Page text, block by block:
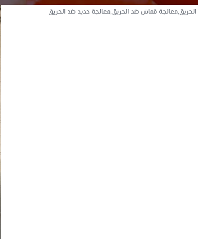
قماش ضد الحريق,معالجة حديد ضد الحريق